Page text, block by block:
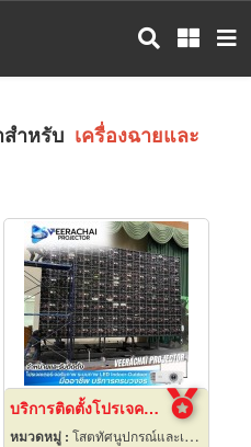
ำหรับ เครื่องฉายและ
บริการติดตั้งโปรเจคเตอร์และเครื่องเสียง
หมวดหมู่ :โสตทัศนูปกรณ์และเครื่องใช้